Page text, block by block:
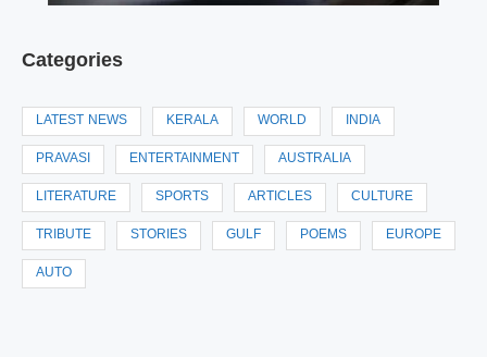
Categories
LATEST NEWS KERALA WORLD INDIA
PRAVASI ENTERTAINMENT AUSTRALIA
LITERATURE SPORTS ARTICLES CULTURE
TRIBUTE STORIES GULF POEMS EUROPE
AUTO